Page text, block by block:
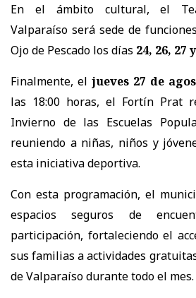
En el ámbito cultural, el
Valparaíso será sede de
Ojo de Pescado los días 24, 26, 27
Finalmente, el jueves 27 de
las 18:00 horas, el Fortín Prat
Invierno de las Escuelas
reuniendo a niñas, niños y
esta iniciativa deportiva.
Con esta programación, el
espacios seguros de
participación, fortaleciendo el
sus familias a actividades
de Valparaíso durante todo el mes.